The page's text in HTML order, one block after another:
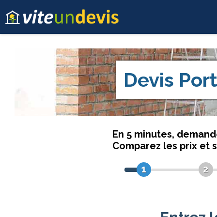
Devis
En 5 minutes,
Comparez les prix et
1
2